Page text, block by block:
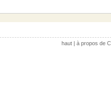
haut| à propos de